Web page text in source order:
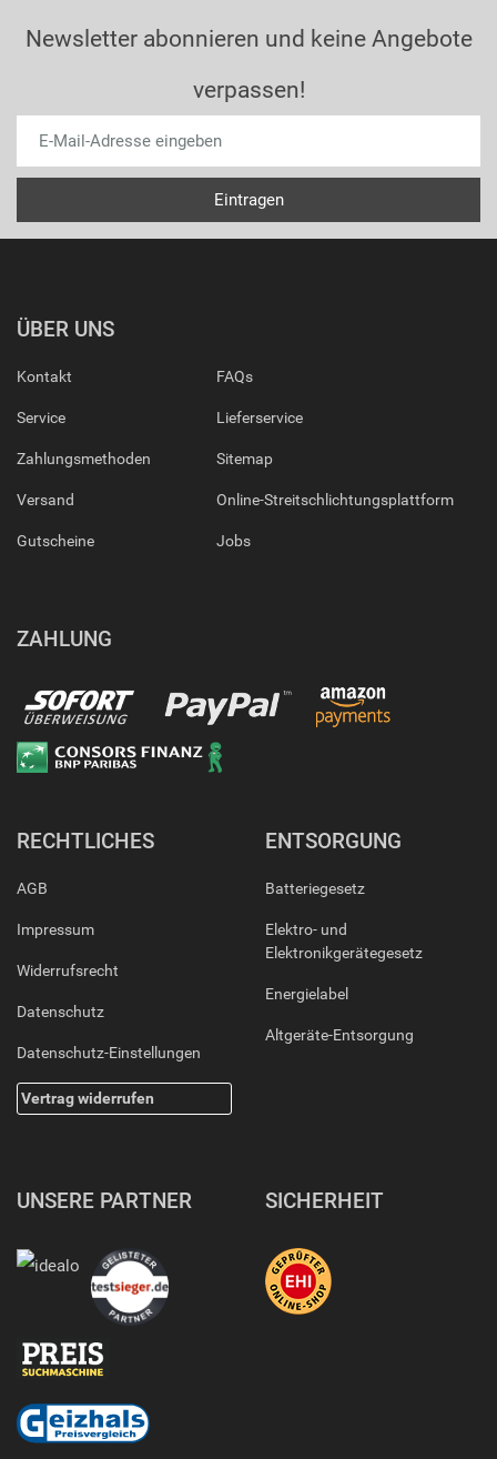
Newsletter abonnieren und keine Angebote
verpassen!
ÜBER UNS
Kontakt
Service
Zahlungsmethoden
Versand
Gutscheine
FAQs
Lieferservice
Sitemap
Online-Streitschlichtungsplattform
Jobs
ZAHLUNG
RECHTLICHES
AGB
Impressum
Widerrufsrecht
Datenschutz
Datenschutz-Einstellungen
Vertrag widerrufen
ENTSORGUNG
Batteriegesetz
Elektro- und
Elektronikgerätegesetz
Energielabel
Altgeräte-Entsorgung
UNSERE PARTNER SICHERHEIT